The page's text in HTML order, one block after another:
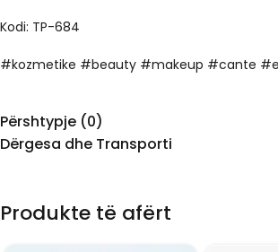
Kodi: TP-684
#kozmetike #beauty #makeup #cante
Përshtypje (0)
Dërgesa dhe Transporti
Produkte të afërt